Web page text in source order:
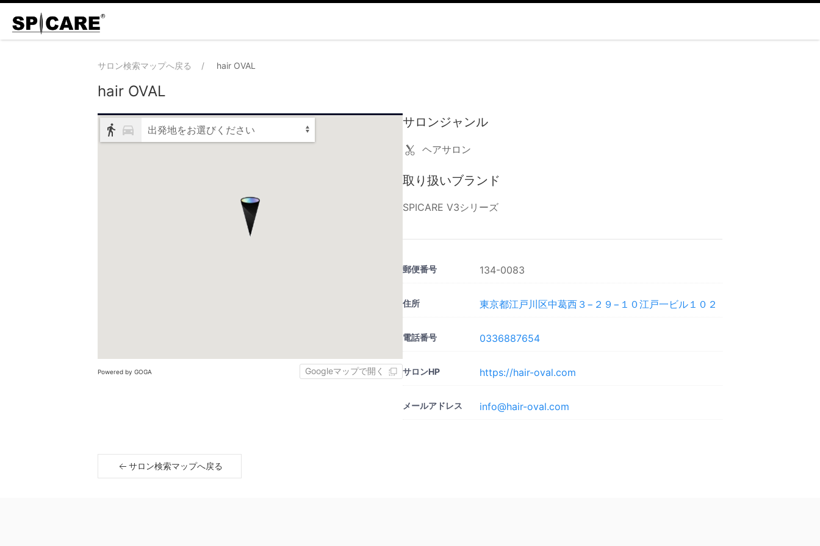
サロン検索マップへ戻る hair OVAL
hair OVAL
出発地をお選びください
Powered by GOGA Googleマップで開く
サロンジャンル
ヘアサロン
取り扱いブランド
SPICARE V3シリーズ
郵便番号 134-0083
住所 東京都江戸川区中葛西３−２９−１０江戸一ビル１０２
電話番号 0336887654
サロンHP https://hair-oval.com
メールアドレス info@hair-oval.com
サロン検索マップへ戻る